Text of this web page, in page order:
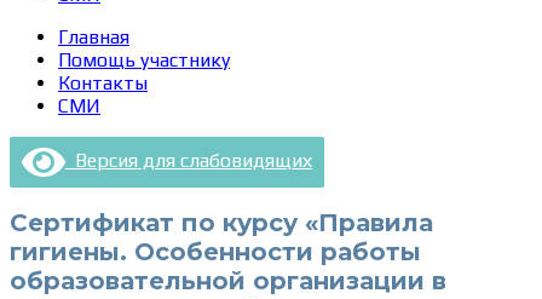
Главная
Помощь участнику
Контакты
СМИ
Версия для слабовидящих
Сертификат по курсу «Правила
гигиены. Особенности работы
образовательной организации в